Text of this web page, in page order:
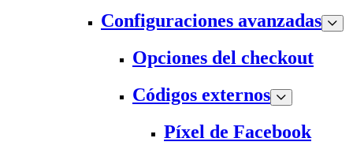
Configuraciones avanzadas
Opciones del checkout
Códigos externos
Píxel de Facebook